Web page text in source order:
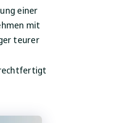
einer
mit
teurer